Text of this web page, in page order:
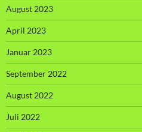
August 2023
April 2023
Januar 2023
September 2022
August 2022
Juli 2022